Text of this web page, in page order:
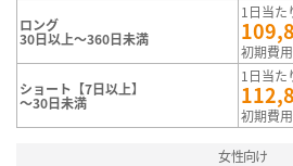
ロング
30日以上～360日未満
1日当た
初期費
ショート【7日以上】
～30日未満
1日当た
初期費
女性向け